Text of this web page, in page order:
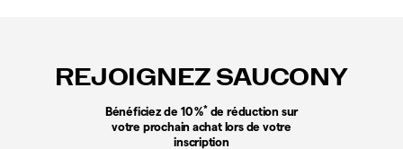
REJOIGNEZ SAUCONY
Bénéficiez de 10 %*de réduction sur
votre prochain achat lors de votre
inscription